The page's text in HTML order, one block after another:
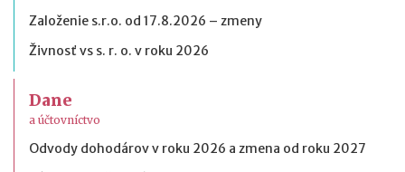
Založenie s.r.o. od 17.8.2026 – zmeny
Živnosť vs s. r. o. v roku 2026
Dane
a účtovníctvo
Odvody dohodárov v roku 2026 a zmena od roku 2027